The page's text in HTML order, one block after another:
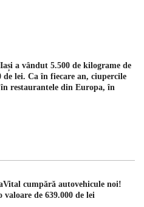
a vândut 5.500 de kilograme de
de lei. Ca în fiecare an, ciupercile
restaurantele din Europa, în
cumpără autovehicule noi!
de 639.000 de lei